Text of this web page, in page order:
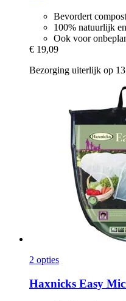
Bevordert
100% natuurlijk
Ook voor
€ 19,09
Bezorging uiterlijk op
2 opties
Haxnicks Easy